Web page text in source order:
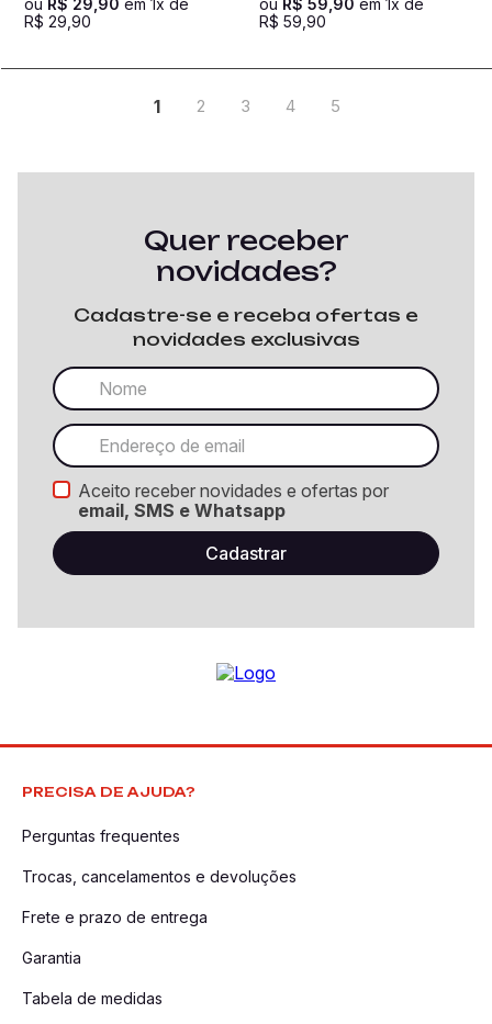
ou R$ 29 90 em 1x de
R$ 29 90
ou R$ 59 90 em 1x de
R$ 59 90
1 2 3 4 5
Quer receber
novidades?
Cadastre-se e receba ofertas e
novidades exclusivas
Aceito receber novidades e ofertas por
email, SMS e Whatsapp
PRECISA DE AJUDA?
Perguntas frequentes
Trocas, cancelamentos e devoluções
Frete e prazo de entrega
Garantia
Tabela de medidas